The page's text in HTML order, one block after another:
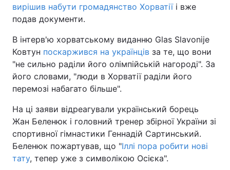
вирішив набути громадянство Хорватіїі вже
подав документи.
В інтерв'ю хорватському виданню Glas Slavonije
Ковтун поскаржився на українців за те, що вони
"не сильно раділи його олімпійській нагороді". За
його словами, "люди в Хорватії раділи його
перемозі набагато більше".
На ці заяви відреагували український борець
Жан Беленюк і головний тренер збірної України зі
спортивної гімнастики Геннадій Сартинський.
Беленюк пожартував, що "Іллі пора робити нові
тату, тепер уже з символікою Осієка".